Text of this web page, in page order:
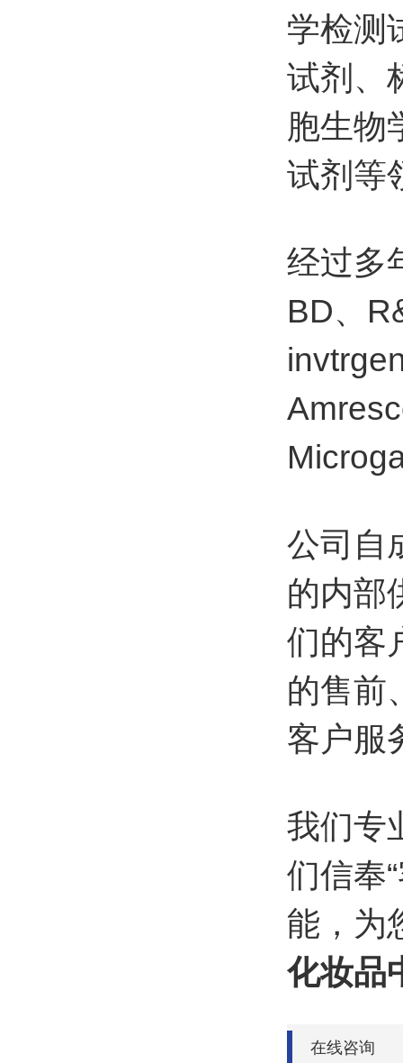
学检测
试剂、
胞生物
试剂等
经过多
BD、
公司自
的内部
们的客
的售前
客户服
我们专
们信奉
能，为
化妆品
在线咨询